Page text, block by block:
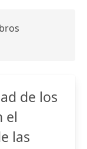
de los
el
las